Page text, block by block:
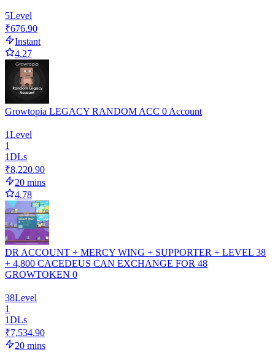
5Level
₹676.90
Instant
4.27
Growtopia LEGACY RANDOM ACC 0 Account
1Level
1
1DLs
₹8,220.90
20 mins
4.78
DR ACCOUNT + MERCY WING + SUPPORTER + LEVEL 38
+ 4,800 CACEDEUS CAN EXCHANGE FOR 48
GROWTOKEN 0
38Level
1
1DLs
₹7,534.90
20 mins